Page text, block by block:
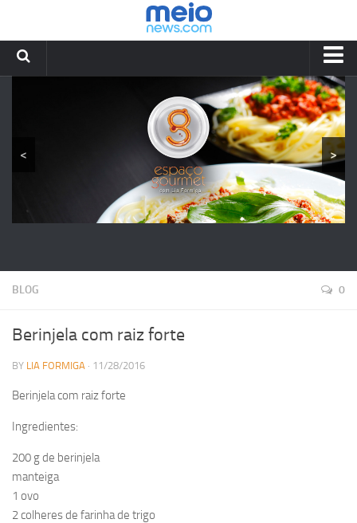
YOUTUBE
LIA FORMIGA
< >
BLOG 0
Berinjela com raiz forte
BY LIA FORMIGA · 11/28/2016
Berinjela com raiz forte
Ingredientes:
200 g de berinjela
manteiga
1 ovo
2 colheres de farinha de trigo